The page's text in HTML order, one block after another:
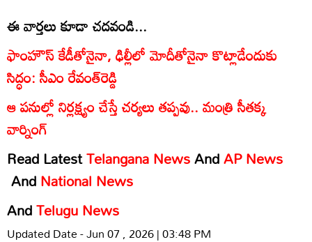
ఈ వార్తలు కూడా చదవండి...
ఫాంహౌస్‌ కేడీతోనైనా, ఢిల్లీలో మోదీతోనైనా కొట్లాడేందుకు
సిద్ధం: సీఎం రేవంత్‌‌రెడ్డి
ఆ పనుల్లో నిర్లక్ష్యం చేస్తే చర్యలు తప్పవు.. మంత్రి సీతక్క
వార్నింగ్
Read LatestTelangana NewsAndAP News
AndNational News
AndTelugu News
Updated Date - Jun 07 , 2026 | 03:48 PM